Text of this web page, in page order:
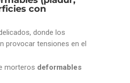
con
donde los
provocar tensiones en el
morteros deformables